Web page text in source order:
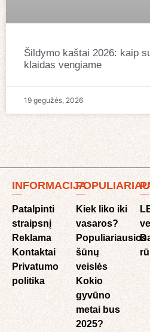
Šildymo kaštai 2026: kaip
klaidas vengiame
19 gegužės, 2026
INFORMACIJA
Patalpinti
straipsnį
Reklama
Kontaktai
Privatumo
politika
Kiek liko iki
vasaros?
Populiariausios
šūnų
veislės
Kokio
gyvūno
metai bus
2025?